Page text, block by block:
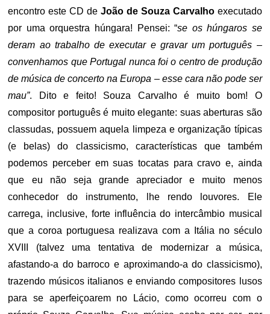
encontro este CD de João de Souza Carvalhoexecutado
por uma orquestra húngara! Pensei: “se os húngaros se
deram ao trabalho de executar e gravar um português –
convenhamos que Portugal nunca foi o centro de produção
de música de concerto na Europa – esse cara não pode ser
mau”. Dito e feito! Souza Carvalho é muito bom! O
compositor português é muito elegante: suas aberturas são
classudas, possuem aquela limpeza e organização típicas
(e belas) do classicismo, características que também
podemos perceber em suas tocatas para cravo e, ainda
que eu não seja grande apreciador e muito menos
conhecedor do instrumento, lhe rendo louvores. Ele
carrega, inclusive, forte influência do intercâmbio musical
que a coroa portuguesa realizava com a Itália no século
XVIII (talvez uma tentativa de modernizar a música,
afastando-a do barroco e aproximando-a do classicismo),
trazendo músicos italianos e enviando compositores lusos
para se aperfeiçoarem no Lácio, como ocorreu com o